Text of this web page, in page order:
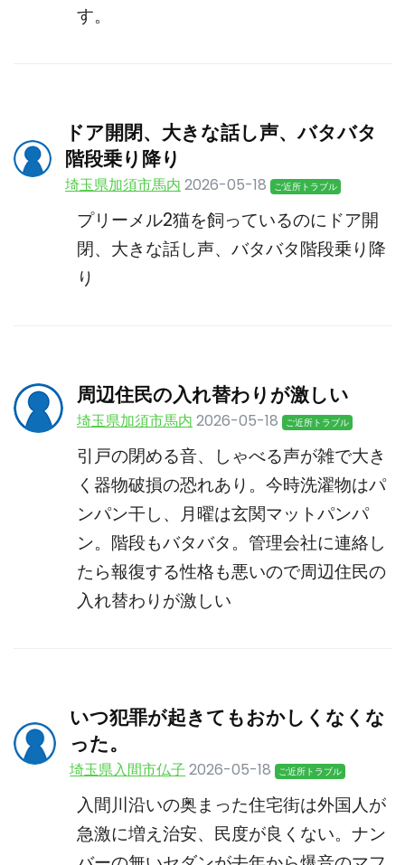
す。
ドア開閉、大きな話し声、バタバタ
階段乗り降り
埼玉県加須市馬内 2026-05-18 ご近所トラブル
プリーメル2猫を飼っているのにドア開
閉、大きな話し声、バタバタ階段乗り降
り
周辺住民の入れ替わりが激しい
埼玉県加須市馬内 2026-05-18 ご近所トラブル
引戸の閉める音、しゃべる声が雑で大き
く器物破損の恐れあり。今時洗濯物はパ
ンパン干し、月曜は玄関マットパンパ
ン。階段もバタバタ。管理会社に連絡し
たら報復する性格も悪いので周辺住民の
入れ替わりが激しい
いつ犯罪が起きてもおかしくなくな
った。
埼玉県入間市仏子 2026-05-18 ご近所トラブル
入間川沿いの奥まった住宅街は外国人が
急激に増え治安、民度が良くない。ナン